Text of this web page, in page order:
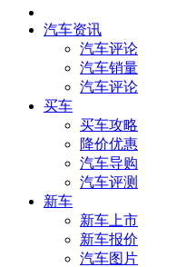
汽车资讯
汽车评论
汽车销量
汽车评论
买车
买车攻略
降价优惠
汽车导购
汽车评测
新车
新车上市
新车报价
汽车图片